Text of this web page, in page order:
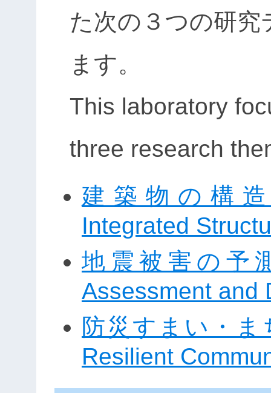
た次の３つの研
ます。
This laboratory
three research
建築物の構
Integrated
地震被害の予
Assessment and
防災すまい・ま
Resilient